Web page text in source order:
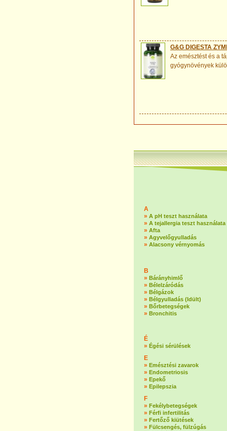
G&G DIGESTA
Az emésztést és a
gyógynövények
A
» A pH teszt használata
» A tejallergia teszt használata
» Afta
» Agyvelőgyulladás
» Alacsony vérnyomás
B
» Bárányhimlő
» Bélelzáródás
» Bélgázok
» Bélgyulladás (Idült)
» Bőrbetegségek
» Bronchitis
É
» Égési sérülések
E
» Emésztési zavarok
» Endometriosis
» Epekő
» Epilepszia
F
» Fekélybetegségek
» Férfi infertilitás
» Fertőző kiütések
» Fülcsengés, fülzúgás